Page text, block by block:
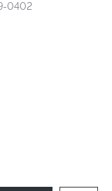
0402